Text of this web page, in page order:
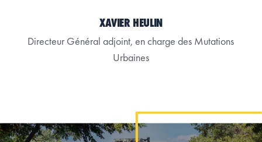
XAVIER HEULIN
Directeur Général adjoint, en charge des Mutations
Urbaines